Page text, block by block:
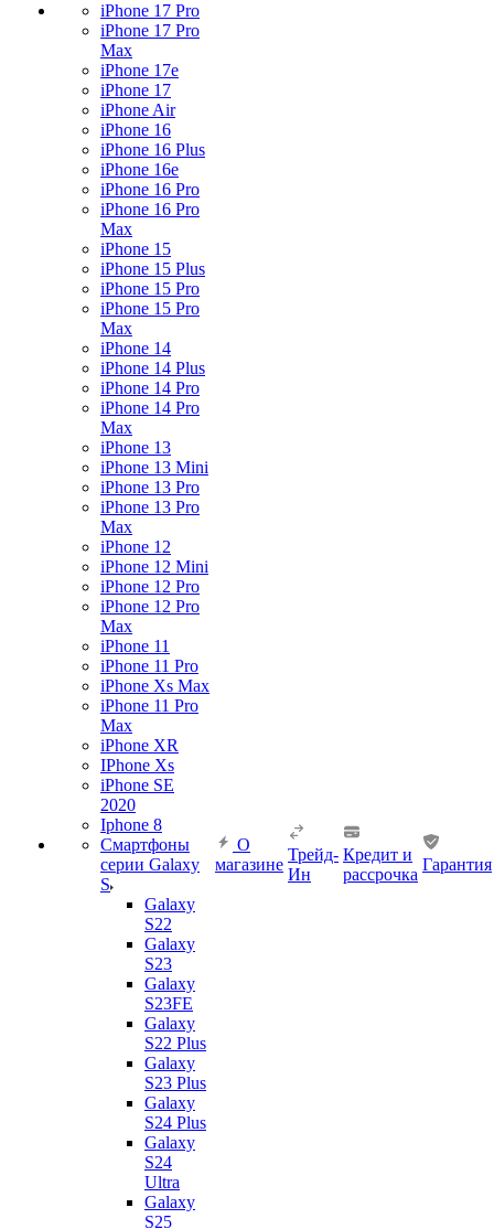
iPhone 17 Pro
iPhone 17 Pro
Max
iPhone 17e
iPhone 17
iPhone Air
iPhone 16
iPhone 16 Plus
iPhone 16e
iPhone 16 Pro
iPhone 16 Pro
Max
iPhone 15
iPhone 15 Plus
iPhone 15 Pro
iPhone 15 Pro
Max
iPhone 14
iPhone 14 Plus
iPhone 14 Pro
iPhone 14 Pro
Max
iPhone 13
iPhone 13 Mini
iPhone 13 Pro
iPhone 13 Pro
Max
iPhone 12
iPhone 12 Mini
iPhone 12 Pro
iPhone 12 Pro
Max
iPhone 11
iPhone 11 Pro
iPhone Xs Max
iPhone 11 Pro
Max
iPhone XR
IPhone Xs
iPhone SE
2020
Iphone 8
Смартфоны
серии Galaxy
S
Galaxy
S22
Galaxy
S23
Galaxy
S23FE
Galaxy
S22 Plus
Galaxy
S23 Plus
Galaxy
S24 Plus
Galaxy
S24
Ultra
Galaxy
S25
О
магазине
Трейд-
Ин
Кредит и
рассрочка
Гарантия